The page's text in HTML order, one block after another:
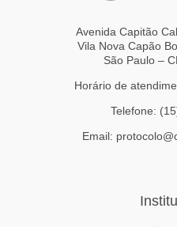
Avenida Capitão
Vila Nova Capão
São Paulo –
Horário de
Telefone:
Email: